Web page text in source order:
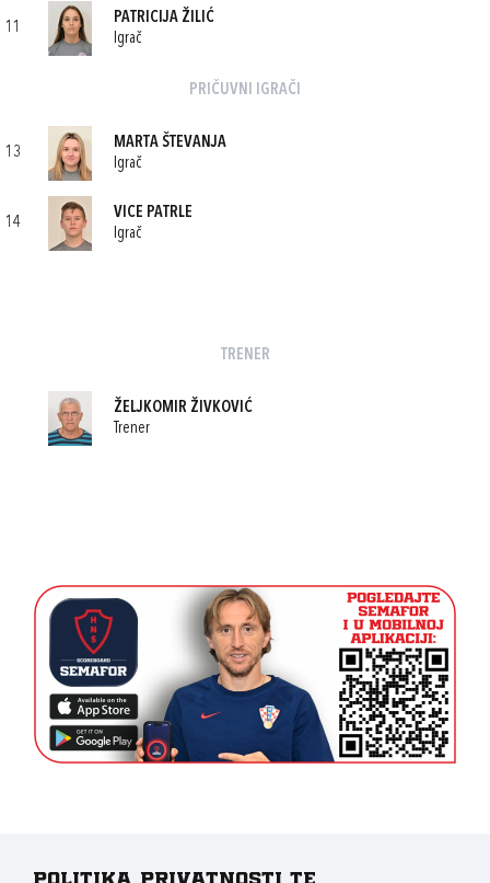
11
PATRICIJA ŽILIĆ
Igrač
PRIČUVNI IGRAČI
13
MARTA ŠTEVANJA
Igrač
14
VICE PATRLE
Igrač
TRENER
ŽELJKOMIR ŽIVKOVIĆ
Trener